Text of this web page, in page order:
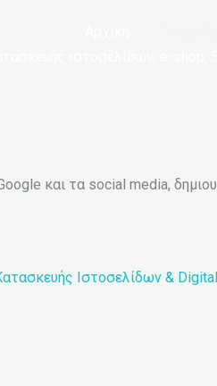
και τα social media,